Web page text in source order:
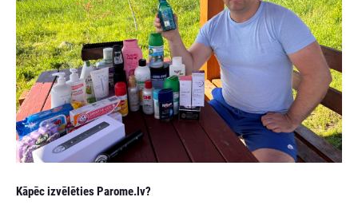
Kāpēc izvēlēties Parome.lv?